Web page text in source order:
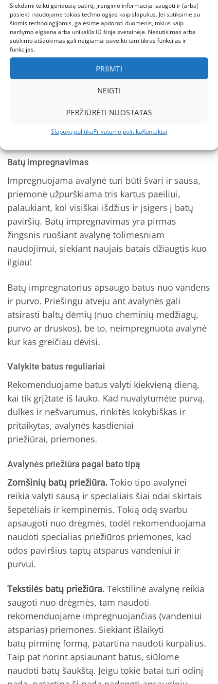
Siekdami teikti geriausią patirtį, įrenginio informacijai saugoti ir (arba)
pasiekti naudojame tokias technologijas kaip slapukus. Jei sutiksime su
šiomis technologijomis, galėsime apdoroti duomenis, tokius kaip
naršymo elgsena arba unikalūs ID šioje svetainėje. Nesutikimas arba
sutikimo atšaukimas gali neigiamai paveikti tam tikras funkcijas ir
funkcijas.
PRIIMTI
NEIGTI
PERŽIŪRĖTI NUOSTATAS
Slapukų politikaPrivatumo politikaKontaktai
19,7 cm)
Daugiau D.D.Step batuku gali rasti paspaudę
nuorodą.
Batų priežiūra
Nuo bato priežiūros priklauso avalynės išvaizda ir
tarnavimo laikas. Laikantis kelių paprastų
puikios būklės ilgą laiką.
Batų impregnavimas
Impregnuojama avalynė turi būti švari ir sausa,
priemonė užpurškiama tris kartus paeiliui,
palaukiant, kol visiškai išdžius ir įsigers į batų
paviršių. Batų impregnavimas yra pirmas
žingsnis ruošiant avalynę tolimesniam
naudojimui, siekiant naujais batais džiaugtis kuo
ilgiau!
Batų impregnatorius apsaugo batus nuo vandens
ir purvo. Priešingu atveju ant avalynės gali
atsirasti baltų dėmių (nuo cheminių medžiagų,
purvo ar druskos), be to, neimpregnuota avalynė
kur kas greičiau dėvisi.
Valykite batus reguliariai
Rekomenduojame batus valyti kiekvieną dieną,
kai tik grįžtate iš lauko. Kad nuvalytumėte purvą,
dulkes ir nešvarumus, rinkitės kokybiškas ir
pritaikytas, avalynės kasdieniai
priežiūrai, priemones.
Avalynės priežiūra pagal bato tipą
Zomšinių batų priežiūra. Tokio tipo avalynei
reikia valyti sausą ir specialiais šiai odai skirtais
šepetėliais ir kempinėmis. Tokią odą svarbu
apsaugoti nuo drėgmės, todėl rekomenduojama
naudoti specialias priežiūros priemones, kad
odos paviršius taptų atsparus vandeniui ir
purvui.
Tekstilės batų priežiūra. Tekstilinė avalynę reikia
saugoti nuo drėgmės, tam naudoti
rekomenduojame impregnuojančias (vandeniui
atsparias) priemones. Siekiant išlaikyti
batų pirminę formą, patartina naudoti kurpalius.
Taip pat norint apsiaunant batus, siūlome
naudoti batų šaukštą. Jeigu tokie batai turi odinį